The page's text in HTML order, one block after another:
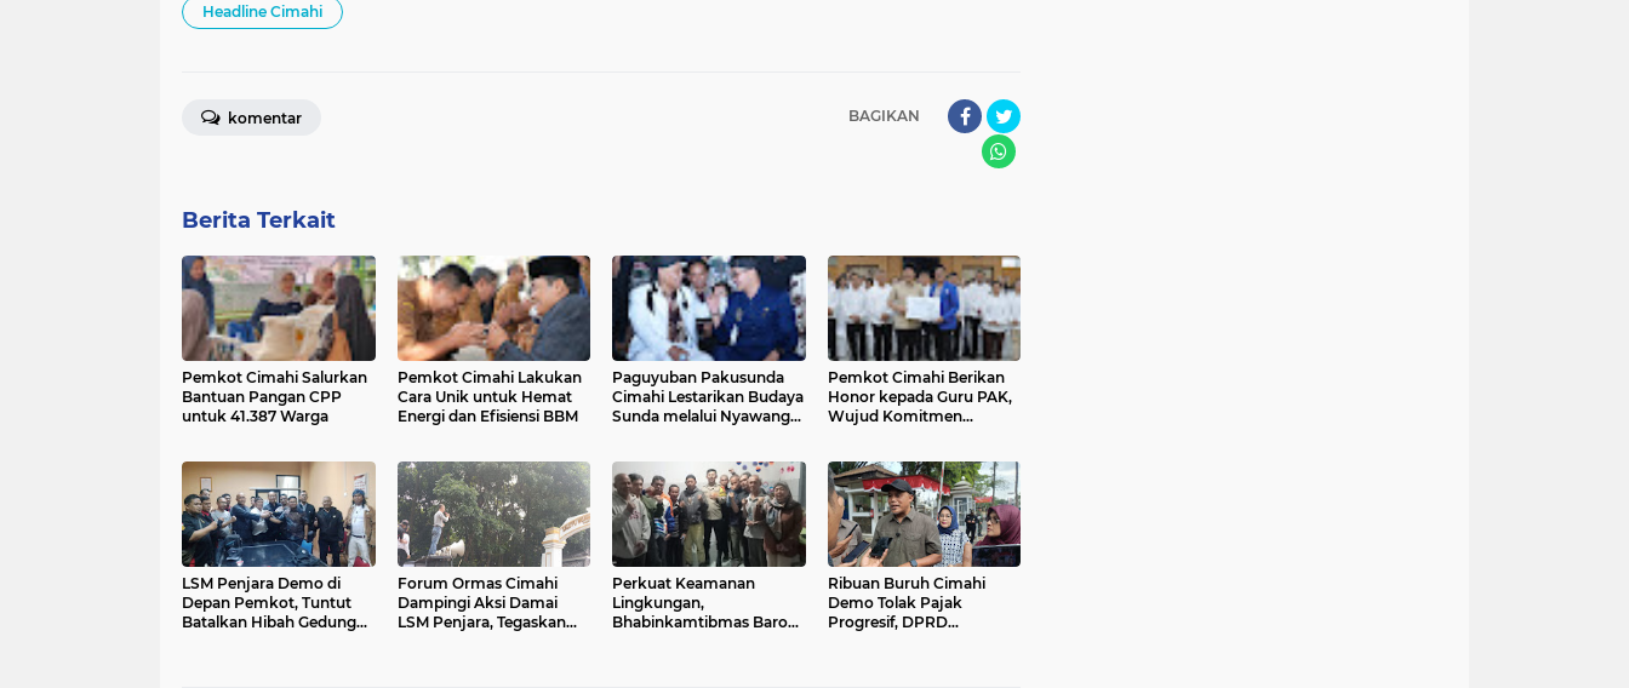
Headline Cimahi
BAGIKAN
komentar
Berita Terkait
Pemkot Cimahi Salurkan
Bantuan Pangan CPP
untuk 41.387 Warga
Pemkot Cimahi Lakukan
Cara Unik untuk Hemat
Energi dan Efisiensi BBM
Paguyuban Pakusunda
Cimahi Lestarikan Budaya
Sunda melalui Nyawang
Pemkot Cimahi Berikan
Honor kepada Guru PAK,
Wujud Komitmen
LSM Penjara Demo di
Depan Pemkot, Tuntut
Batalkan Hibah Gedung
Forum Ormas Cimahi
Dampingi Aksi Damai
LSM Penjara, Tegaskan
Perkuat Keamanan
Lingkungan,
Bhabinkamtibmas Baros
Ribuan Buruh Cimahi
Demo Tolak Pajak
Progresif, DPRD